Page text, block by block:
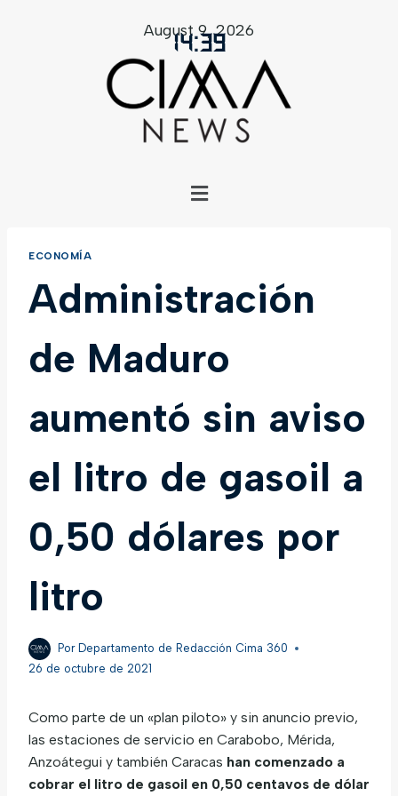
14:39
August 9, 2026
ECONOMÍA
Administración
de Maduro
aumentó sin aviso
el litro de gasoil a
0,50 dólares por
litro
Por Departamento de Redacción Cima 360
26 de octubre de 2021
Como parte de un «plan piloto» y sin anuncio previo,
las estaciones de servicio en Carabobo, Mérida,
Anzoátegui y también Caracas han comenzado a
cobrar el litro de gasoil en 0,50 centavos de dólar